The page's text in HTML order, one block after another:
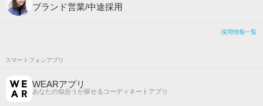
ブランド営業/中途採用
採用情報一覧
スマートフォンアプリ
WEARアプリ
あなたの似合うが探せるコーディネートアプリ